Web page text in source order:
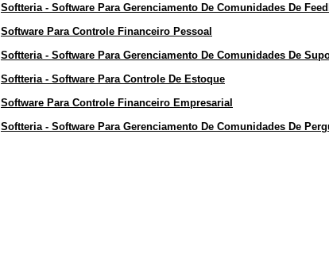
Softteria - Software Para Gerenciamento De Comunidades De
Software Para Controle Financeiro Pessoal
Softteria - Software Para Gerenciamento De Comunidades De
Softteria - Software Para Controle De Estoque
Software Para Controle Financeiro Empresarial
Softteria - Software Para Gerenciamento De Comunidades De